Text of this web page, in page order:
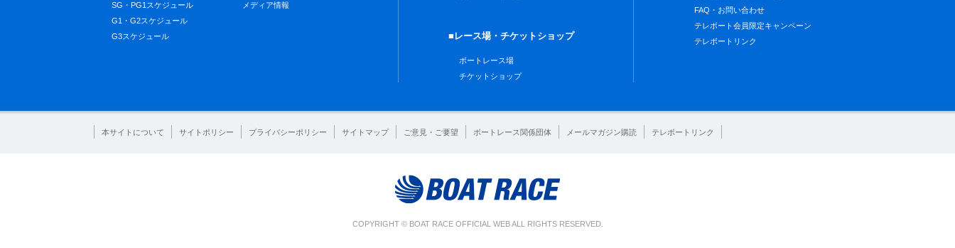
SG・PG1スケジュール
G1・G2スケジュール
G3スケジュール
メディア情報
■レース場・チケットショップ
ボートレース場
チケットショップ
FAQ・お問い合わせ
テレボート会員限定キャンペーン
テレボートリンク
本サイトについて サイトポリシー プライバシーポリシー サイトマップ ご意見・ご要望 ボートレース関係団体 メールマガジン購読 テレボートリンク
COPYRIGHT © BOAT RACE OFFICIAL WEB ALL RIGHTS RESERVED.